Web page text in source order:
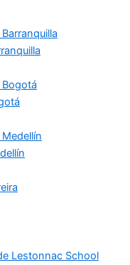
Lestonnac School